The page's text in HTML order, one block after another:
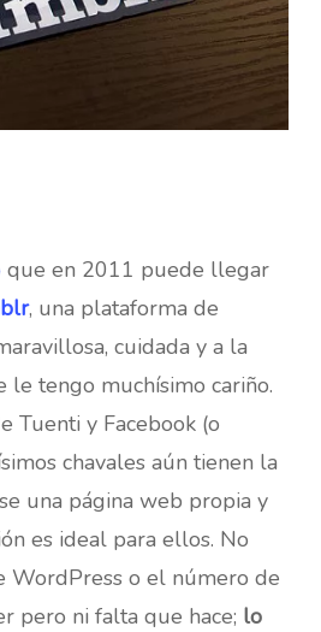
que en 2011 puede llegar
, una plataforma de
cuidada y a la
le tengo muchísimo cariño.
Tuenti y Facebook (o
chavales aún tienen la
una página web propia y
es ideal para ellos. No
WordPress o el número de
pero ni falta que hace; lo